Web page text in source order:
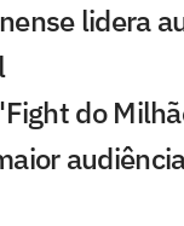
lidera
do